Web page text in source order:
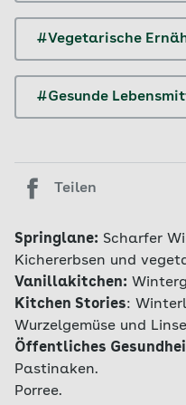
#Vegetarische
#Gesunde
Teilen
Springlane: Scharfer
Kichererbsen und
Vanillakitchen:
Kitchen Stories:
Wurzelgemüse und
Öffentliches
Pastinaken.
Porree.